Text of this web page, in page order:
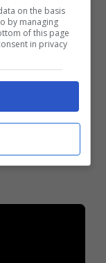
anzi:
in questa
4 firmata
dal
da Sony
Man è
on the basis
by managing
of this page
in privacy